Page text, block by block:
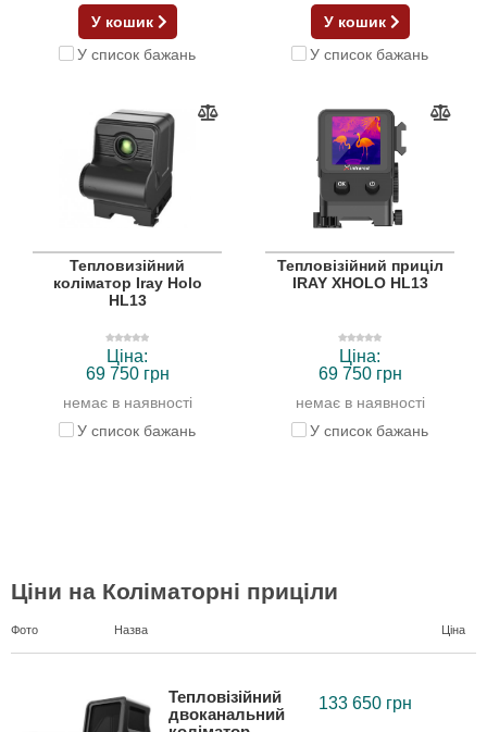
У кошик
У список бажань
У кошик
У список бажань
Тепловизійний
коліматор Iray Holo
HL13
Ціна:
69 750 грн
немає в наявності
У список бажань
Тепловізійний приціл
IRAY XHOLO HL13
Ціна:
69 750 грн
немає в наявності
У список бажань
Ціни на Коліматорні приціли
Фото Назва Ціна
Тепловізійний
двоканальний
133 650 грн